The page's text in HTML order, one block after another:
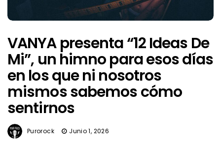
VANYA presenta “12 Ideas De
Mi”, un himno para esos días
en los que ni nosotros
mismos sabemos cómo
sentirnos
Purorock Junio 1, 2026